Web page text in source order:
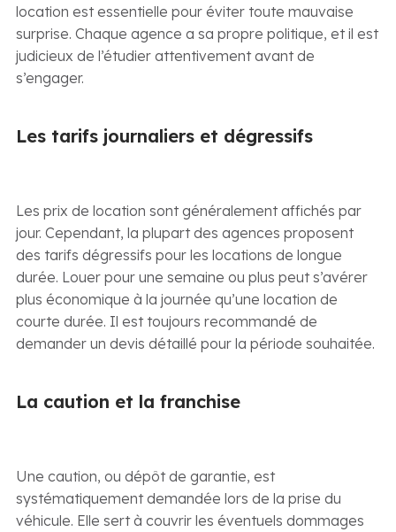
location est essentielle pour éviter toute mauvaise
surprise. Chaque agence a sa propre politique, et il est
judicieux de l’étudier attentivement avant de
s’engager.
Les tarifs journaliers et dégressifs
Les prix de location sont généralement affichés par
jour. Cependant, la plupart des agences proposent
des tarifs dégressifs pour les locations de longue
durée. Louer pour une semaine ou plus peut s’avérer
plus économique à la journée qu’une location de
courte durée. Il est toujours recommandé de
demander un devis détaillé pour la période souhaitée.
La caution et la franchise
Une caution, ou dépôt de garantie, est
systématiquement demandée lors de la prise du
véhicule. Elle sert à couvrir les éventuels dommages